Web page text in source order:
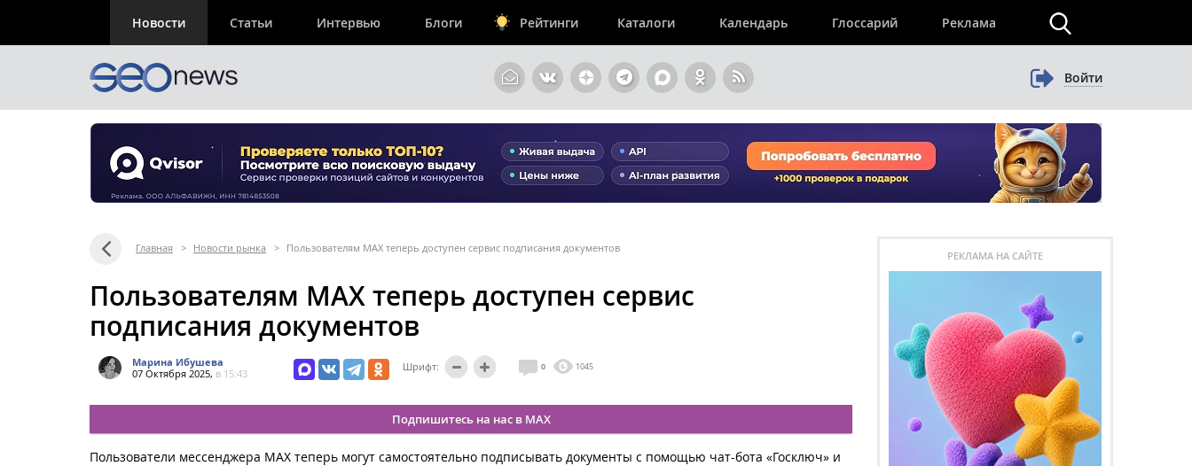
Новости Статьи Интервью Блоги Рейтинги Каталоги Календарь Глоссарий Реклама
Войти
Главная > Новости рынка > Пользователям МАХ теперь доступен сервис подписания документов
Пользователям МАХ теперь доступен сервис
подписания документов
Марина Ибушева
07 Октября 2025, в 15:43
Шрифт: 0 1045
Подпишитесь на нас в MAX
Пользователи мессенджера МАХ теперь могут самостоятельно подписывать документы с помощью чат-бота «Госключ» и
РЕКЛАМА НА САЙТЕ